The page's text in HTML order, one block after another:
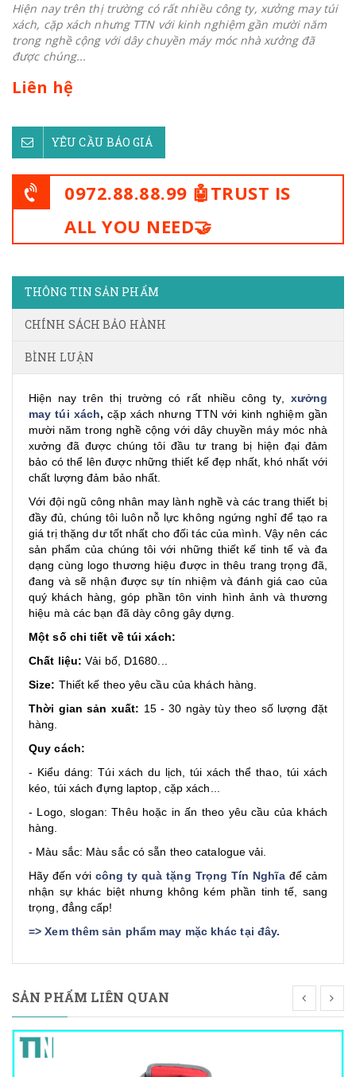
Hiện nay trên thị trường có rất nhiều công ty, xưởng may túi
xách, cặp xách nhưng TTN với kinh nghiệm gần mười năm
trong nghề cộng với dây chuyền máy móc nhà xưởng đã
được chúng...
Liên hệ
YÊU CẦU BÁO GIÁ
0972.88.88.99 🤖TRUST IS
ALL YOU NEED🤝
THÔNG TIN SẢN PHẨM
CHÍNH SÁCH BẢO HÀNH
BÌNH LUẬN
Hiện nay trên thị trường có rất nhiều công ty, xưởng
may túi xách,cặp xách nhưng TTN với kinh nghiệm gần
mười năm trong nghề cộng với dây chuyền máy móc nhà
xưởng đã được chúng tôi đầu tư trang bị hiện đại đảm
bảo có thể lên được những thiết kế đẹp nhất, khó nhất với
chất lượng đảm bảo nhất.
Với đội ngũ công nhân may lành nghề và các trang thiết bị
đầy đủ, chúng tôi luôn nỗ lực không ngứng nghỉ để tạo ra
giá trị thặng dư tốt nhất cho đối tác của mình. Vậy nên các
sản phẩm của chúng tôi với những thiết kế tinh tế và đa
dạng cùng logo thương hiệu được in thêu trang trọng đã,
đang và sẽ nhận được sự tín nhiệm và đánh giá cao của
quý khách hàng, góp phần tôn vinh hình ảnh và thương
hiệu mà các bạn đã dày công gây dựng.
Một số chi tiết về túi xách:
Chất liệu: Vải bố, D1680...
Size: Thiết kế theo yêu cầu của khách hàng.
Thời gian sản xuất: 15 - 30 ngày tùy theo số lượng đặt
hàng.
Quy cách:
- Kiểu dáng: Túi xách du lịch, túi xách thể thao, túi xách
kéo, túi xách đựng laptop, cặp xách...
- Logo, slogan: Thêu hoặc in ấn theo yêu cầu của khách
hàng.
- Màu sắc: Màu sắc có sẵn theo catalogue vải.
Hãy đến với công ty quà tặng Trọng Tín Nghĩađể cảm
nhận sự khác biệt nhưng không kém phần tinh tế, sang
trọng, đẳng cấp!
=>Xem thêm sản phẩm may mặc khác tại đây.
SẢN PHẨM LIÊN QUAN